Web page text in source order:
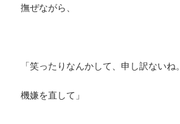
撫ぜながら、
「笑ったりなんかして、申し訳ないね。
機嫌を直して」